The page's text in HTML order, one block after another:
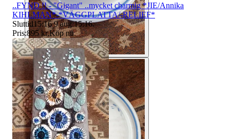
..FYND !! - "Gigant" ..mycket charmig *JIE/Annika
KIHLMAN*-*VÄGGPLATTA/-RELIEF*
Sluttid15:16 9 aug 15:16.
Pris:895 kr,Köp nu.